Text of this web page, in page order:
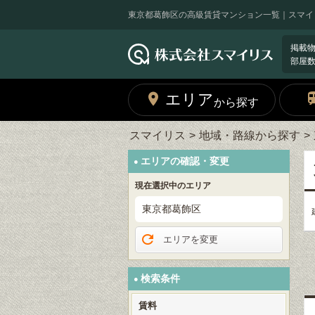
東京都葛飾区の高級賃貸マンション一覧｜スマ
掲載
部屋数
エリアから探す
スマイリス 地域・路線から探す
エリアの確認・変更
現在選択中のエリア
東京都葛飾区
エリアを変更
検索条件
賃料